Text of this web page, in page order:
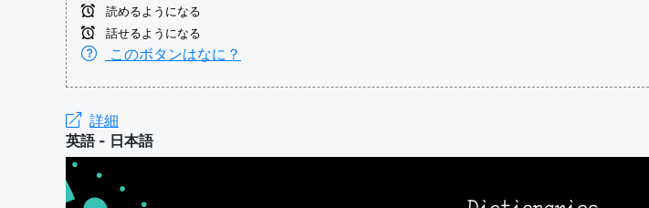
読めるようになる
話せるようになる
このボタンはなに？
詳細
英語 - 日本語